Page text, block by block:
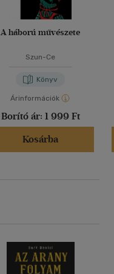
A háború művészete
Szun-Ce
Könyv
Árinformációk
Borító ár: 1 999 Ft
Kosárba